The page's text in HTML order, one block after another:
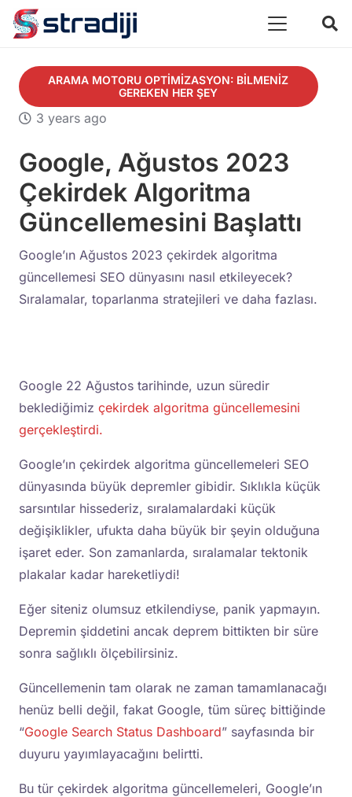
ARAMA MOTORU OPTIMIZASYON: BILMENIZ
GEREKEN HER ŞEY
3 years ago
Google, Ağustos 2023
Çekirdek Algoritma
Güncellemesini Başlattı
Google’ın Ağustos 2023 çekirdek algoritma
güncellemesi SEO dünyasını nasıl etkileyecek?
Sıralamalar, toparlanma stratejileri ve daha fazlası.
Google 22 Ağustos tarihinde, uzun süredir
beklediğimiz çekirdek algoritma güncellemesini
gerçekleştirdi.
Google’ın çekirdek algoritma güncellemeleri SEO
dünyasında büyük depremler gibidir. Sıklıkla küçük
sarsıntılar hissederiz, sıralamalardaki küçük
değişiklikler, ufukta daha büyük bir şeyin olduğuna
işaret eder. Son zamanlarda, sıralamalar tektonik
plakalar kadar hareketliydi!
Eğer siteniz olumsuz etkilendiyse, panik yapmayın.
Depremin şiddetini ancak deprem bittikten bir süre
sonra sağlıklı ölçebilirsiniz.
Güncellemenin tam olarak ne zaman tamamlanacağı
henüz belli değil, fakat Google, tüm süreç bittiğinde
“Google Search Status Dashboard” sayfasında bir
duyuru yayımlayacağını belirtti.
Bu tür çekirdek algoritma güncellemeleri, Google’ın